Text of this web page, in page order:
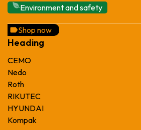
Environment and safety
Shop now
Heading
CEMO
Nedo
Roth
RIKUTEC
HYUNDAI
Kompak